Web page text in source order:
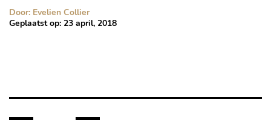
Door: Evelien Collier
Geplaatst op: 23 april, 2018